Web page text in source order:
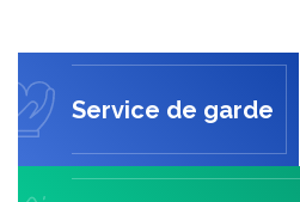
Service de garde